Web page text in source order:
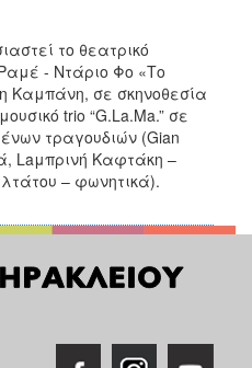
το θεατρικό
- Ντάριο Φο «Το
Καμπάνη, σε σκηνοθεσία
trio “G.La.Ma.” σε
τραγουδιών (Gian
Laμπρινή Καφτάκη –
– φωνητικά).